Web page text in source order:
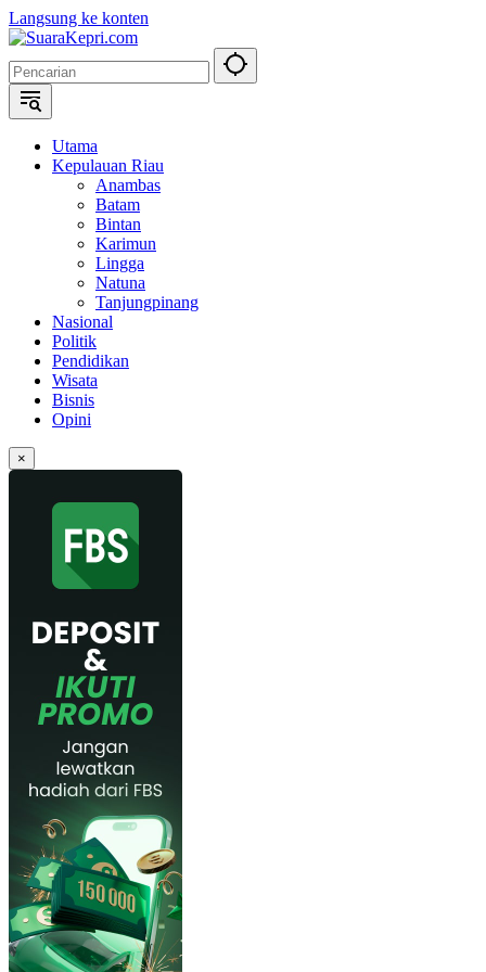
Langsung ke konten
Utama
Kepulauan Riau
Anambas
Batam
Bintan
Karimun
Lingga
Natuna
Tanjungpinang
Nasional
Politik
Pendidikan
Wisata
Bisnis
Opini
×